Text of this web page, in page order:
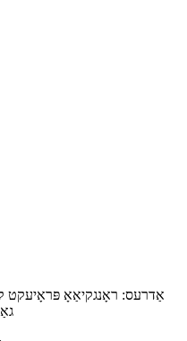
אַדרעס: ראָנגקיאַאָ פּראָיעקט